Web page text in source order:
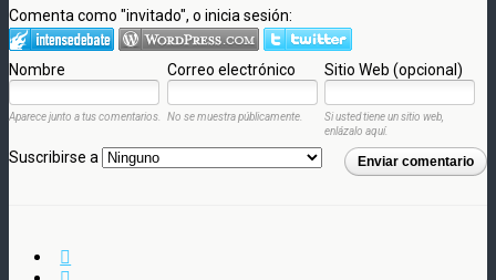
Comenta como "invitado", o inicia sesión:
Nombre Correo electrónico Sitio Web (opcional)
Aparece junto a tus comentarios. No se muestra públicamente.
Si usted tiene un sitio web,
enlázalo aquí.
Enviar comentario
Suscribirse a